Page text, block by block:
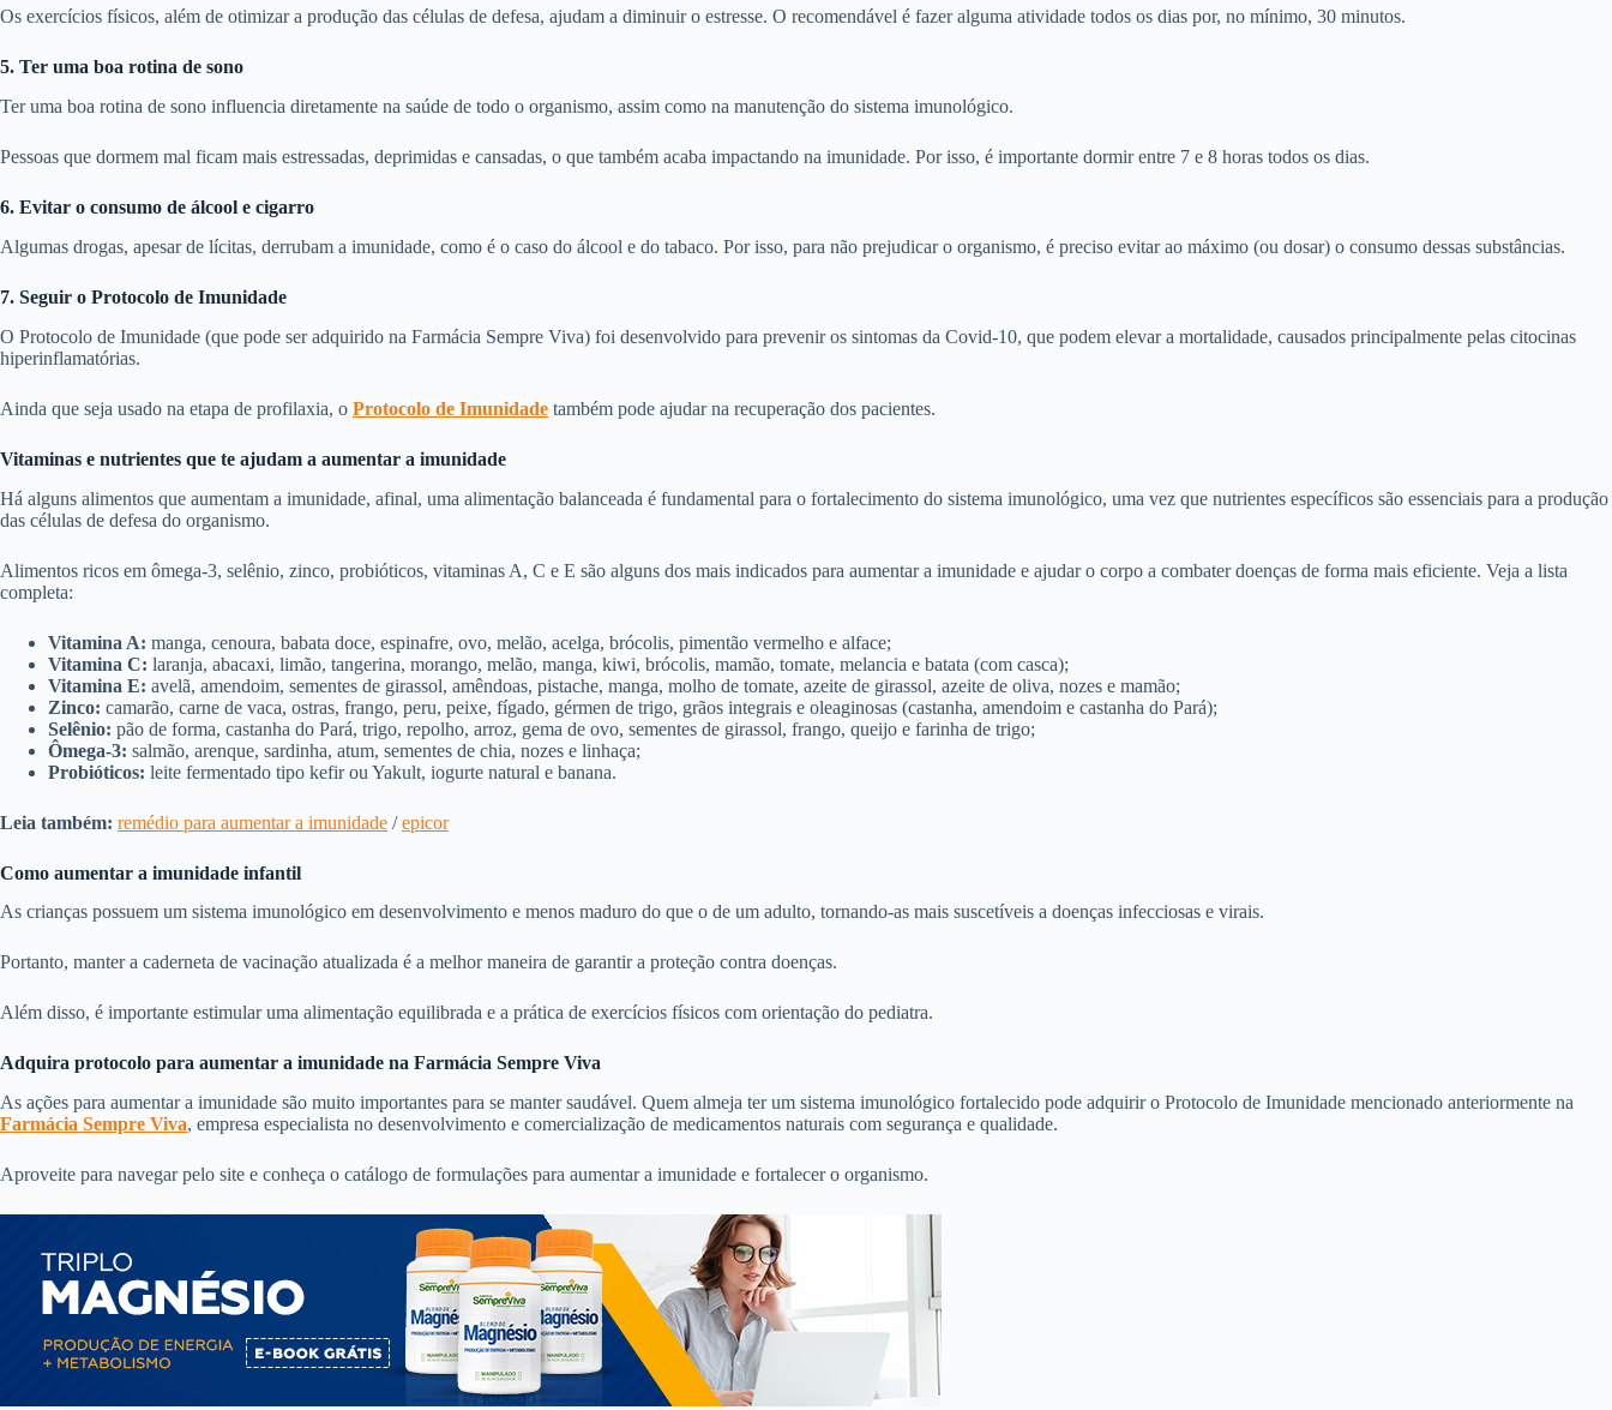
Os exercícios físicos, além de otimizar a produção das células de defesa, ajudam a diminuir o estresse. O recomendável é fazer alguma atividade todos os dias por, no mínimo, 30 minutos.
5. Ter uma boa rotina de sono
Ter uma boa rotina de sono influencia diretamente na saúde de todo o organismo, assim como na manutenção do sistema imunológico.
Pessoas que dormem mal ficam mais estressadas, deprimidas e cansadas, o que também acaba impactando na imunidade. Por isso, é importante dormir entre 7 e 8 horas todos os dias.
6. Evitar o consumo de álcool e cigarro
Algumas drogas, apesar de lícitas, derrubam a imunidade, como é o caso do álcool e do tabaco. Por isso, para não prejudicar o organismo, é preciso evitar ao máximo (ou dosar) o consumo dessas substâncias.
7. Seguir o Protocolo de Imunidade
O Protocolo de Imunidade (que pode ser adquirido na Farmácia Sempre Viva) foi desenvolvido para prevenir os sintomas da Covid-10, que podem elevar a mortalidade, causados principalmente pelas citocinas
hiperinflamatórias.
Ainda que seja usado na etapa de profilaxia, o Protocolo de Imunidade também pode ajudar na recuperação dos pacientes.
Vitaminas e nutrientes que te ajudam a aumentar a imunidade
Há alguns alimentos que aumentam a imunidade, afinal, uma alimentação balanceada é fundamental para o fortalecimento do sistema imunológico, uma vez que nutrientes específicos são essenciais para a produção
das células de defesa do organismo.
Alimentos ricos em ômega-3, selênio, zinco, probióticos, vitaminas A, C e E são alguns dos mais indicados para aumentar a imunidade e ajudar o corpo a combater doenças de forma mais eficiente. Veja a lista
completa:
Vitamina A: manga, cenoura, babata doce, espinafre, ovo, melão, acelga, brócolis, pimentão vermelho e alface;
Vitamina C: laranja, abacaxi, limão, tangerina, morango, melão, manga, kiwi, brócolis, mamão, tomate, melancia e batata (com casca);
Vitamina E: avelã, amendoim, sementes de girassol, amêndoas, pistache, manga, molho de tomate, azeite de girassol, azeite de oliva, nozes e mamão;
Zinco: camarão, carne de vaca, ostras, frango, peru, peixe, fígado, gérmen de trigo, grãos integrais e oleaginosas (castanha, amendoim e castanha do Pará);
Selênio: pão de forma, castanha do Pará, trigo, repolho, arroz, gema de ovo, sementes de girassol, frango, queijo e farinha de trigo;
Ômega-3: salmão, arenque, sardinha, atum, sementes de chia, nozes e linhaça;
Probióticos: leite fermentado tipo kefir ou Yakult, iogurte natural e banana.
Leia também: remédio para aumentar a imunidade /epicor
Como aumentar a imunidade infantil
As crianças possuem um sistema imunológico em desenvolvimento e menos maduro do que o de um adulto, tornando-as mais suscetíveis a doenças infecciosas e virais.
Portanto, manter a caderneta de vacinação atualizada é a melhor maneira de garantir a proteção contra doenças.
Além disso, é importante estimular uma alimentação equilibrada e a prática de exercícios físicos com orientação do pediatra.
Adquira protocolo para aumentar a imunidade na Farmácia Sempre Viva
As ações para aumentar a imunidade são muito importantes para se manter saudável. Quem almeja ter um sistema imunológico fortalecido pode adquirir o Protocolo de Imunidade mencionado anteriormente na
Farmácia Sempre Viva, empresa especialista no desenvolvimento e comercialização de medicamentos naturais com segurança e qualidade.
Aproveite para navegar pelo site e conheça o catálogo de formulações para aumentar a imunidade e fortalecer o organismo.